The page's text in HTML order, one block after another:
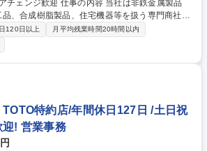
内容 当社は非鉄金属製品
、合成樹脂製品、住宅機器等を扱う専門商社で
(管工機材、住環境機器、ルームエアコン等の卸
機
先は管材商社・ハウスメーカー・建材・工務店
当いただく予定です。 ■営業エリアはメインは神
部(東部)等をご担当いただきます。 ※快適な職
ミュニケーションや福利厚生を充実させており
120日以上
月平均残業時間20時間以内
TOTO特約店/年間休日127日 /土日祝
! 営業事務